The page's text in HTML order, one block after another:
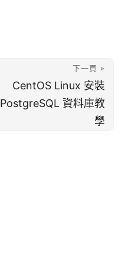
下一頁 »
CentOS Linux 安裝
PostgreSQL 資料庫教
學